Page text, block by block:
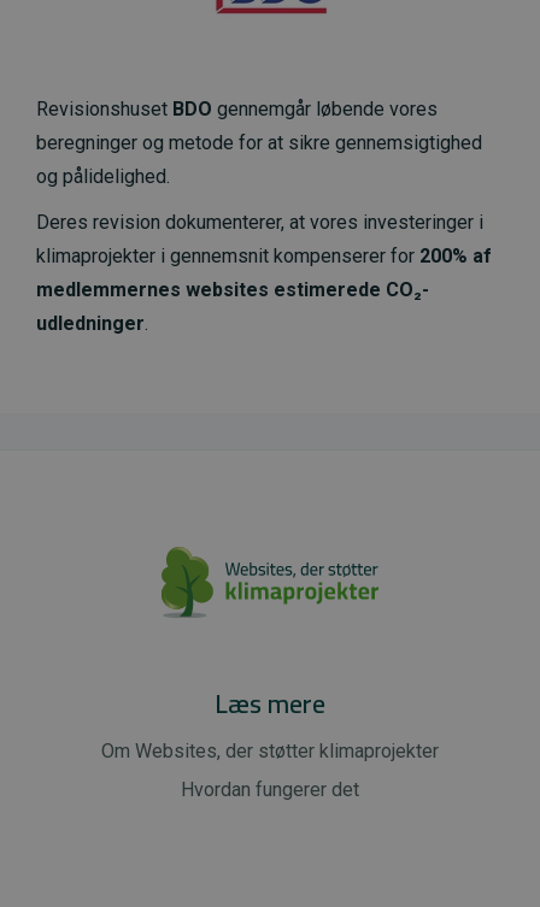
Revisionshuset BDO gennemgår løbende vores
beregninger og metode for at sikre gennemsigtighed
og pålidelighed.
Deres revision dokumenterer, at vores investeringer i
klimaprojekter i gennemsnit kompenserer for 200% af
medlemmernes websites estimerede CO₂-
udledninger.
Læs mere
Om Websites, der støtter klimaprojekter
Hvordan fungerer det